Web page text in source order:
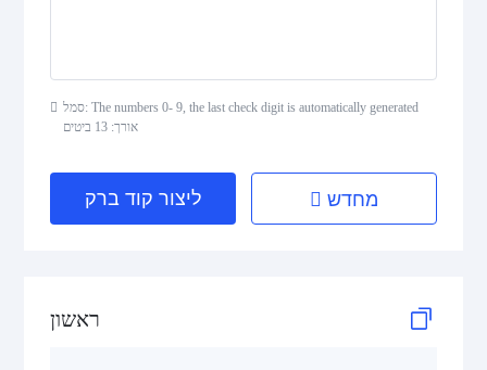
סמל: The numbers 0- 9, the last check digit is automatically generated
אורך: 13 ביטים
ליצור קוד ברק מחדש
ראשון